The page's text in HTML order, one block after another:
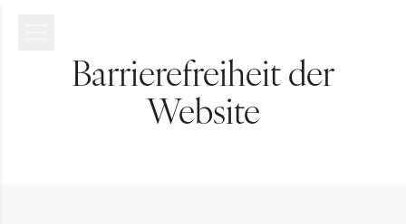
Barrierefreiheit der
Website